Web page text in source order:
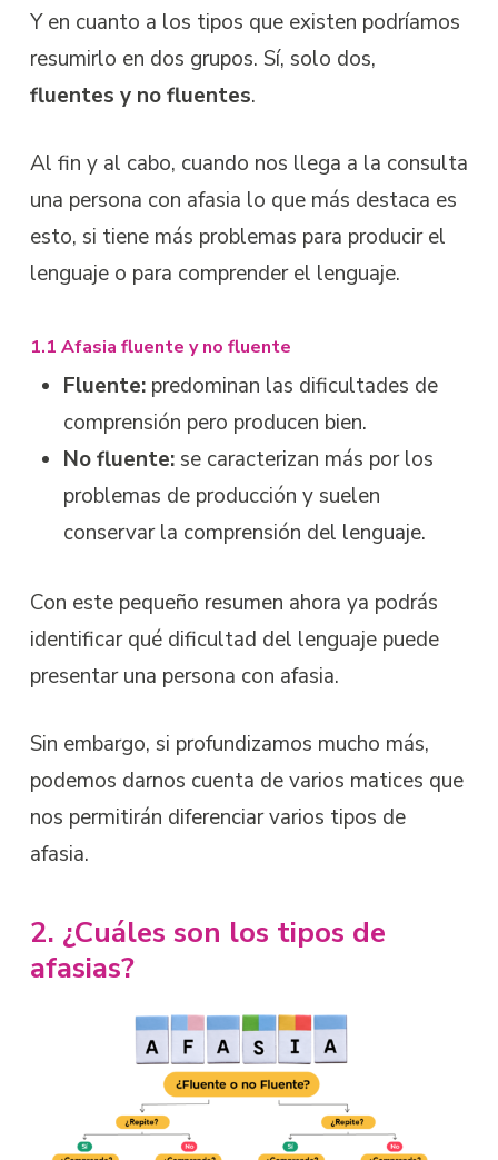
Y en cuanto a los tipos que existen podríamos
resumirlo en dos grupos. Sí, solo dos,
fluentes y no fluentes.
Al fin y al cabo, cuando nos llega a la consulta
una persona con afasia lo que más destaca es
esto, si tiene más problemas para producir el
lenguaje o para comprender el lenguaje.
1.1 Afasia fluente y no fluente
Fluente:predominan las dificultades de
comprensión pero producen bien.
No fluente:se caracterizan más por los
problemas de producción y suelen
conservar la comprensión del lenguaje.
Con este pequeño resumen ahora ya podrás
identificar qué dificultad del lenguaje puede
presentar una persona con afasia.
Sin embargo, si profundizamos mucho más,
podemos darnos cuenta de varios matices que
nos permitirán diferenciar varios tipos de
afasia.
2. ¿Cuáles son los tipos de
afasias?